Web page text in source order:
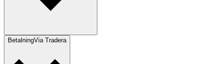
BetalningVia Tradera